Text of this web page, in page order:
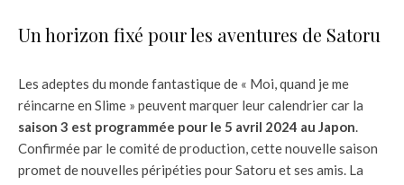
Un horizon fixé pour les aventures de Satoru
Les adeptes du monde fantastique de « Moi, quand je me
réincarne en Slime » peuvent marquer leur calendrier car la
saison 3 est programmée pour le 5 avril 2024 au Japon.
Confirmée par le comité de production, cette nouvelle saison
promet de nouvelles péripéties pour Satoru et ses amis. La